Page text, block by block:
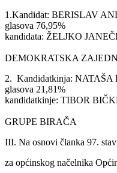
1.Kandidat:
glasova
kandidata:
DEMOKRATSKA
2. Kandidatkinja:
glasova
GRUPE BIRAČA
III. Na osnovi članka 97.
za općinskog načelnika